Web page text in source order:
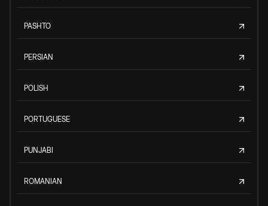
PASHTO
PERSIAN
POLISH
PORTUGUESE
PUNJABI
ROMANIAN